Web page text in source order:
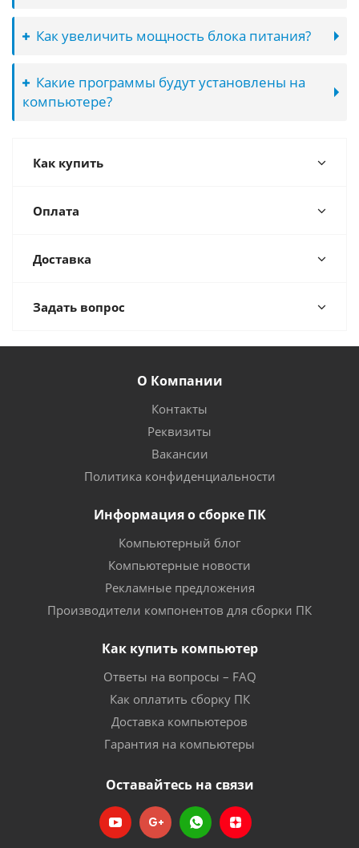
Как увеличить мощность блока питания?
Какие программы будут установлены на
компьютере?
Как купить
Оплата
Доставка
Задать вопрос
О Компании
Контакты
Реквизиты
Вакансии
Политика конфиденциальности
Информация о сборке ПК
Компьютерный блог
Компьютерные новости
Рекламные предложения
Производители компонентов для сборки ПК
Как купить компьютер
Ответы на вопросы – FAQ
Как оплатить сборку ПК
Доставка компьютеров
Гарантия на компьютеры
Оставайтесь на связи